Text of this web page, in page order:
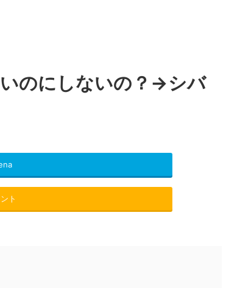
のにしないの？→シバ
ト